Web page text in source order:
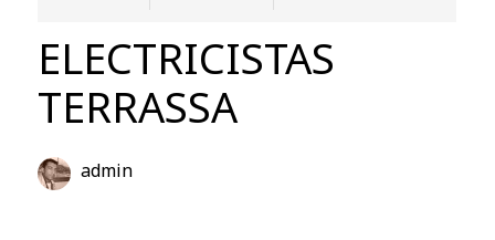
ELECTRICISTAS
TERRASSA
admin